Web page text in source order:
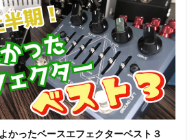
かったベースエフェクターベスト３